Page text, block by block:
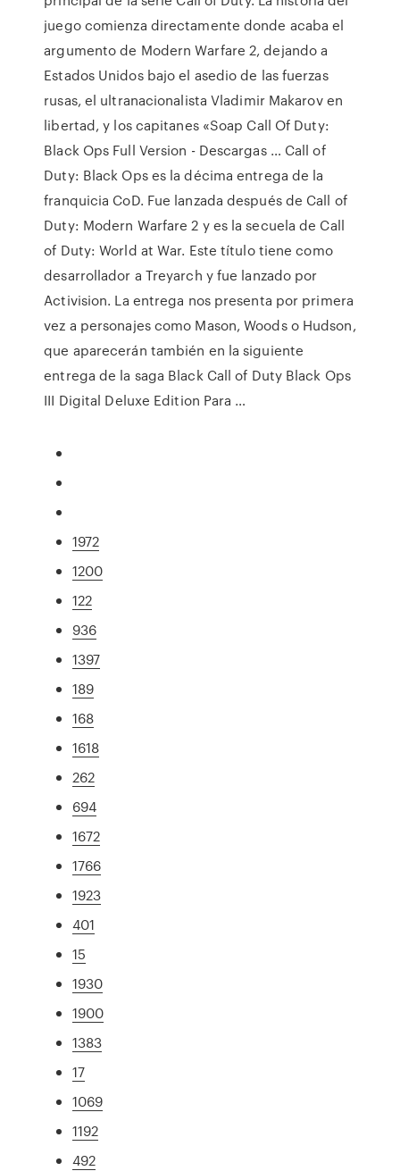
juego comienza directamente donde acaba el
argumento de Modern Warfare 2, dejando a
Estados Unidos bajo el asedio de las fuerzas
rusas, el ultranacionalista Vladimir Makarov en
libertad, y los capitanes «Soap Call Of Duty:
Black Ops Full Version - Descargas … Call of
Duty: Black Ops es la décima entrega de la
franquicia CoD. Fue lanzada después de Call of
Duty: Modern Warfare 2 y es la secuela de Call
of Duty: World at War. Este título tiene como
desarrollador a Treyarch y fue lanzado por
Activision. La entrega nos presenta por primera
vez a personajes como Mason, Woods o Hudson,
que aparecerán también en la siguiente
entrega de la saga Black Call of Duty Black Ops
III Digital Deluxe Edition Para …
1972
1200
122
936
1397
189
168
1618
262
694
1672
1766
1923
401
15
1930
1900
1383
17
1069
1192
492